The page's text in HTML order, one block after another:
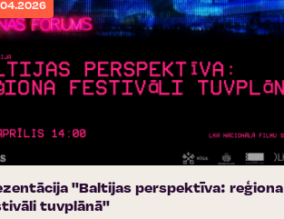
''Baltijas perspektīva: reģiona
tuvplānā''